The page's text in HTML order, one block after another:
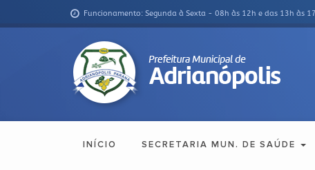
Funcionamento: Segunda à Sexta - 08h às 12h e das 13h às
INÍCIO SECRETARIA MUN. DE SAÚDE